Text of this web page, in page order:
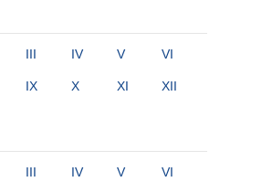
III IV V VI
IX X XI XII
III IV V VI